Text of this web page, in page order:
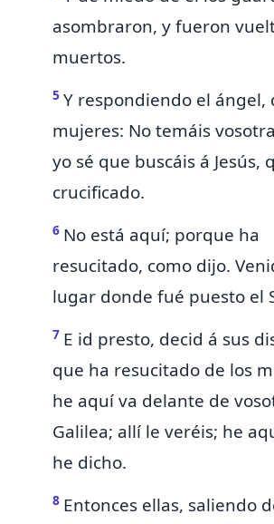
asombraron, y fueron
muertos.
5 Y respondiendo el ángel,
mujeres: No temáis
yo sé que buscáis á Jesús,
crucificado.
6 No está aquí; porque ha
resucitado, como dijo.
lugar donde fué puesto el
7 E id presto, decid á sus
que ha resucitado de los
he aquí va delante de
Galilea; allí le veréis; he
he dicho.
8 Entonces ellas, saliendo